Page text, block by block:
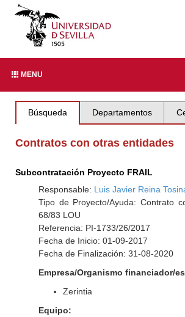
MENU
Búsqueda Departamentos
Contratos con otras entidades
Subcontratación Proyecto FRAIL
Responsable: Luis Javier Reina
Tipo de Proyecto/Ayuda: Contrato
68/83 LOU
Referencia: PI-1733/26/2017
Fecha de Inicio: 01-09-2017
Fecha de Finalización: 31-08-2020
Empresa/Organismo financiador/
Zerintia
Equipo: